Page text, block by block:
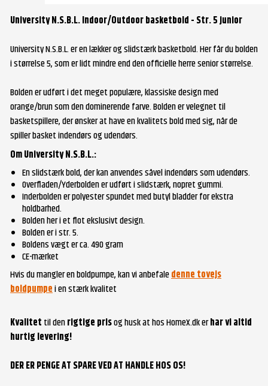
University N.S.B.L. Indoor/Outdoor basketbold - Str. 5 junior
University N.S.B.L. er en lækker og slidstærk basketbold. Her får du bolden
i størrelse 5, som er lidt mindre end den officielle herre senior størrelse.
Bolden er udført i det meget populære, klassiske design med
orange/brun som den dominerende farve. Bolden er velegnet til
basketspillere, der ønsker at have en kvalitets bold med sig, når de
spiller basket indendørs og udendørs.
Om University N.S.B.L.:
En slidstærk bold, der kan anvendes såvel indendørs som udendørs.
Overfladen/Yderbolden er udført i slidstærk, nopret gummi.
Inderbolden er polyester spundet med butyl bladder for ekstra
holdbarhed.
Bolden her i et flot ekslusivt design.
Bolden er i str. 5.
Boldens vægt er ca. 490 gram
CE-mærket
Hvis du mangler en boldpumpe, kan vi anbefaledenne tovejs
boldpumpei en stærk kvalitet
Kvalitet til denrigtige prisog husk at hos HomeX.dk erhar vi altid
hurtig levering!
DER ER PENGE AT SPARE VED AT HANDLE HOS OS!